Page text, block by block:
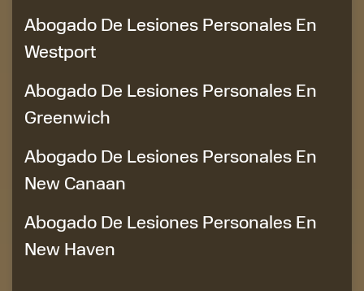
Abogado De Lesiones Personales En
Westport
Abogado De Lesiones Personales En
Greenwich
Abogado De Lesiones Personales En
New Canaan
Abogado De Lesiones Personales En
New Haven